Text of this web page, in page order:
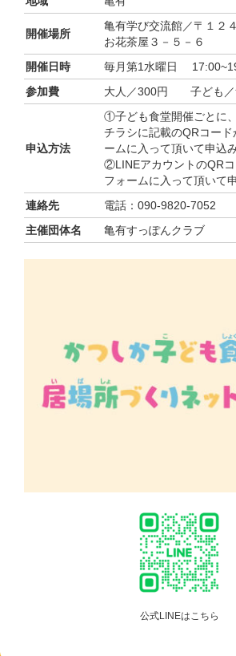
開催場所
亀有学び交流館／〒１２
お花茶屋３－５－６
開催日時
毎月第1水曜日
参加費
大人／300円 子ども／
申込方法
①子ども食堂開催ごとに
チラシに記載のQRコー
ームに入って頂いて申込
②LINEアカウントのQR
フォームに入って頂いて
連絡先
電話：090-9820-7052
主催団体名
亀有すっぽんクラブ
公式LINEはこちら